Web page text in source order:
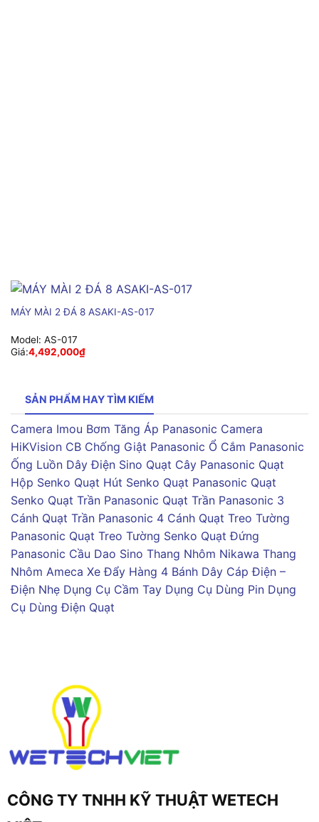
MÁY MÀI 2 ĐÁ 8 ASAKI-AS-017
Model: AS-017
Giá:4,492,000₫
SẢN PHẨM HAY TÌM KIẾM
Camera Imou Bơm Tăng Áp Panasonic Camera
HiKVision CB Chống Giật Panasonic Ổ Cắm Panasonic
Ống Luồn Dây Điện Sino Quạt Cây Panasonic Quạt
Hộp Senko Quạt Hút Senko Quạt Panasonic Quạt
Senko Quạt Trần Panasonic Quạt Trần Panasonic 3
Cánh Quạt Trần Panasonic 4 Cánh Quạt Treo Tường
Panasonic Quạt Treo Tường Senko Quạt Đứng
Panasonic Cầu Dao Sino Thang Nhôm Nikawa Thang
Nhôm Ameca Xe Đẩy Hàng 4 Bánh Dây Cáp Điện –
Điện Nhẹ Dụng Cụ Cầm Tay Dụng Cụ Dùng Pin Dụng
Cụ Dùng Điện Quạt
CÔNG TY TNHH KỸ THUẬT WETECH